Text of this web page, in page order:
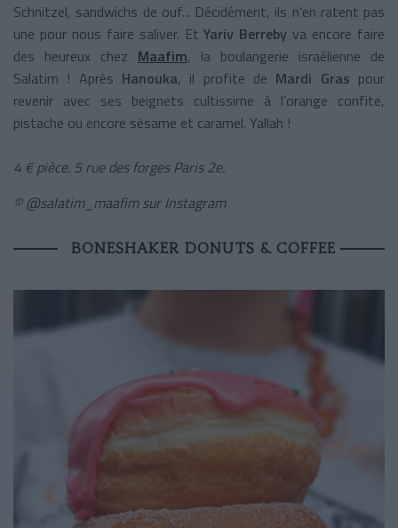
Schnitzel, sandwichs de ouf... Décidément, ils n’en ratent pas
une pour nous faire saliver. EtYariv Berrebyva encore faire
des heureux chez Maafim, la boulangerie israélienne de
Salatim ! Après Hanouka, il profite de Mardi Gras pour
revenir avec ses beignets cultissime à l’orange confite,
pistache ou encore sésame et caramel. Yallah !
4 € pièce. 5 rue des forges Paris 2e.
© @salatim_maafim sur Instagram
BONESHAKER DONUTS & COFFEE